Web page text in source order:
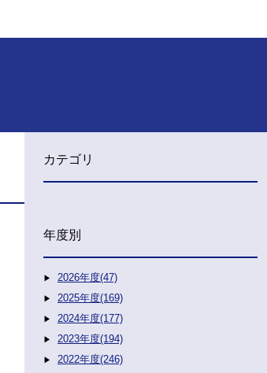
カテゴリ
年度別
2026年度(47)
2025年度(169)
2024年度(177)
2023年度(194)
2022年度(246)